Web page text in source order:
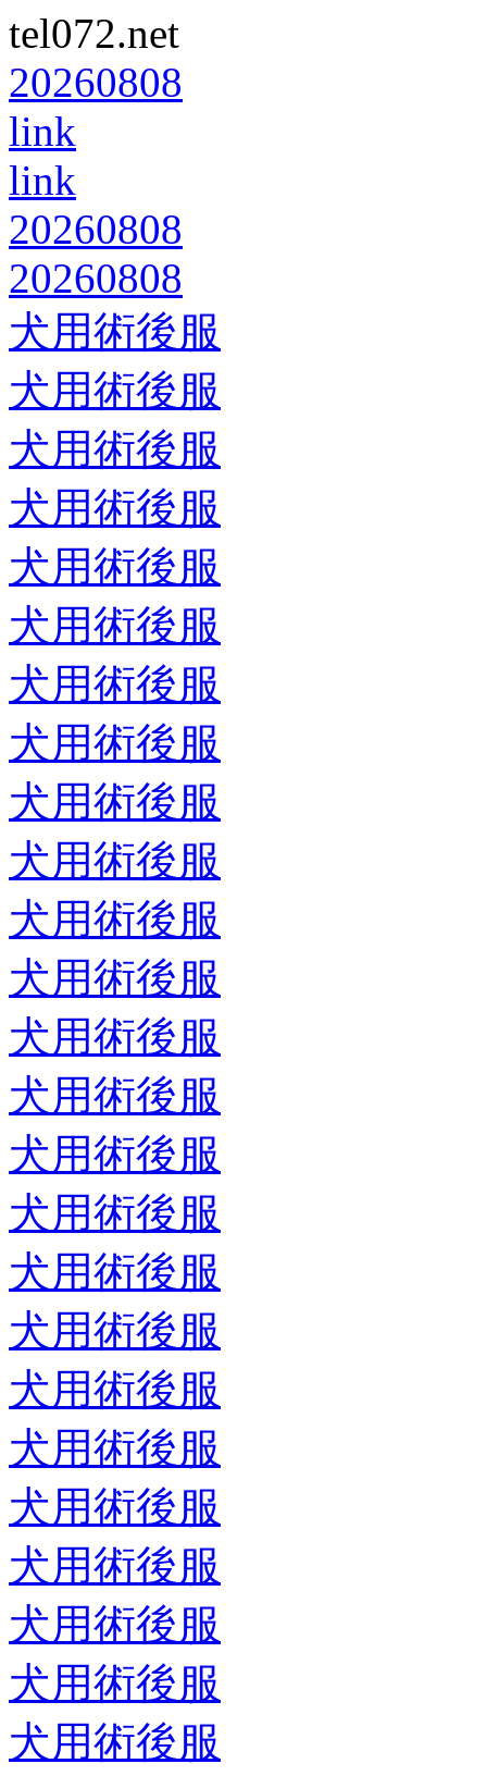
tel072.net
20260808
link
link
20260808
20260808
犬用術後服
犬用術後服
犬用術後服
犬用術後服
犬用術後服
犬用術後服
犬用術後服
犬用術後服
犬用術後服
犬用術後服
犬用術後服
犬用術後服
犬用術後服
犬用術後服
犬用術後服
犬用術後服
犬用術後服
犬用術後服
犬用術後服
犬用術後服
犬用術後服
犬用術後服
犬用術後服
犬用術後服
犬用術後服